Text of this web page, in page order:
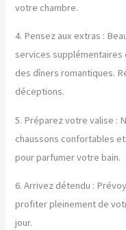
votre chambre.
4. Pensez aux extras :
services supplémentaires
des dîners romantiques.
déceptions.
5. Préparez votre valise :
chaussons confortables
pour parfumer votre bain.
6. Arrivez détendu :
profiter pleinement de
jour.